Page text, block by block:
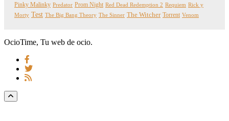
Pinky Malinky Predator Prom Night Red Dead Redemption 2 Requiem Rick y
Morty Test The Big Bang Theory The Sinner The Witcher Torrent Venom
OcioTime, Tu web de ocio.